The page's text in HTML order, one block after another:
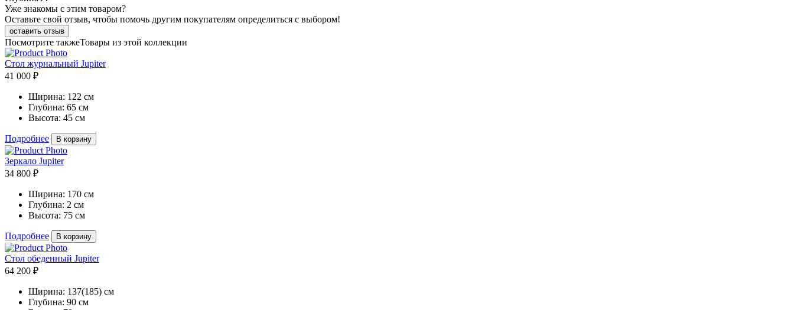
Уже знакомы с этим товаром?
Оставьте свой отзыв, чтобы помочь другим покупателям определиться с выбором!
оставить отзыв
Посмотрите такжеТовары из этой коллекции
Стол журнальный Jupiter
41 000 ₽
Ширина: 122 см
Глубина: 65 см
Высота: 45 см
Подробнее В корзину
Зеркало Jupiter
34 800 ₽
Ширина: 170 см
Глубина: 2 см
Высота: 75 см
Подробнее В корзину
Стол обеденный Jupiter
64 200 ₽
Ширина: 137(185) см
Глубина: 90 см